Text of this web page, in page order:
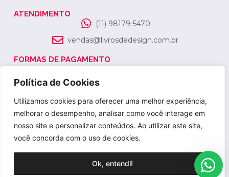
Política de Cookies
Utilizamos cookies para oferecer uma melhor experiência,
melhorar o desempenho, analisar como você interage em
nosso site e personalizar conteúdos. Ao utilizar este site,
você concorda com o uso de cookies.
Ok, entendi!
ATENDIMENTO
(11) 98179-5470
vendas@livrosdedesign.com.br
FORMAS DE PAGAMENTO
SELO DE SEGURANÇA
Desenvolvido por